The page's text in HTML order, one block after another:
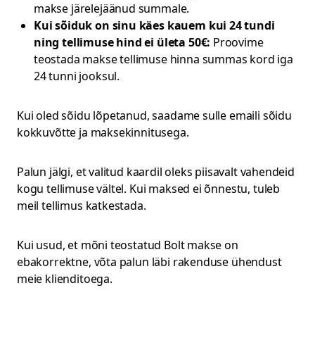
makse järelejäänud summale.
Kui sõiduk on sinu käes kauem kui 24 tundi
ning tellimuse hind ei ületa 50€: Proovime
teostada makse tellimuse hinna summas kord iga
24 tunni jooksul.
Kui oled sõidu lõpetanud, saadame sulle emaili sõidu
kokkuvõtte ja maksekinnitusega.
Palun jälgi, et valitud kaardil oleks piisavalt vahendeid
kogu tellimuse vältel. Kui maksed ei õnnestu, tuleb
meil tellimus katkestada.
Kui usud, et mõni teostatud Bolt makse on
ebakorrektne, võta palun läbi rakenduse ühendust
meie klienditoega.